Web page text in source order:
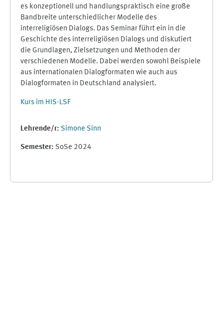
es konzeptionell und handlungspraktisch eine große
Bandbreite unterschiedlicher Modelle des
interreligiösen Dialogs. Das Seminar führt ein in die
Geschichte des interreligiösen Dialogs und diskutiert
die Grundlagen, Zielsetzungen und Methoden der
verschiedenen Modelle. Dabei werden sowohl Beispiele
aus internationalen Dialogformaten wie auch aus
Dialogformaten in Deutschland analysiert.
Kurs im HIS-LSF
Lehrende/r: Simone Sinn
Semester: SoSe 2024